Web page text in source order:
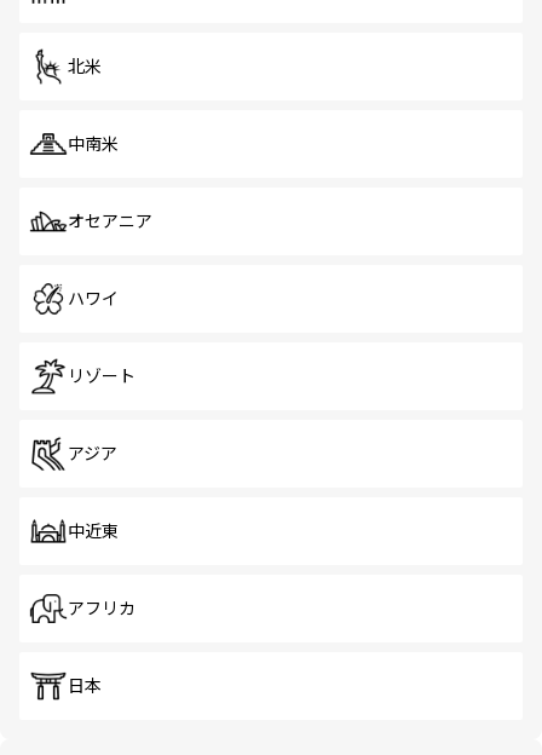
北米
中南米
オセアニア
ハワイ
リゾート
アジア
中近東
アフリカ
日本